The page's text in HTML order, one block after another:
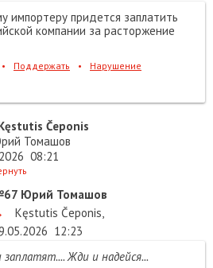
импортеру придется заплатить
компании за расторжение
• Поддержать • Нарушение
Čeponis
Томашов
08:21
Юрий Томашов
Kęstutis Čeponis,
12:23
заплатят.... Жди и надейся...